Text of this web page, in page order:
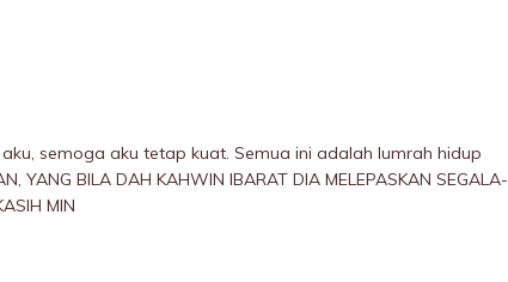
semoga aku tetap kuat. Semua ini adalah lumrah hidup
YANG BILA DAH KAHWIN IBARAT DIA MELEPASKAN SEGALA-
MIN